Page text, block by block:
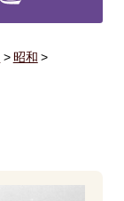
> 昭和 >